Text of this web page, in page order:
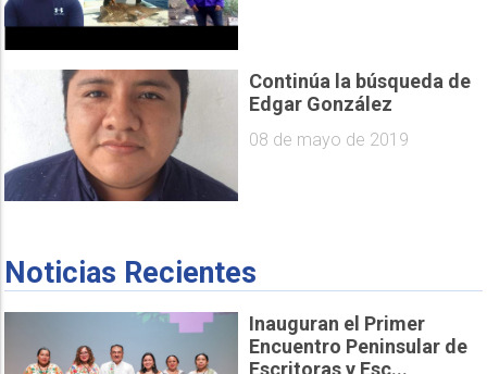
Continúa la búsqueda de
Edgar González
08 de mayo de 2019
Noticias Recientes
Inauguran el Primer
Encuentro Peninsular de
Escritoras y Esc...